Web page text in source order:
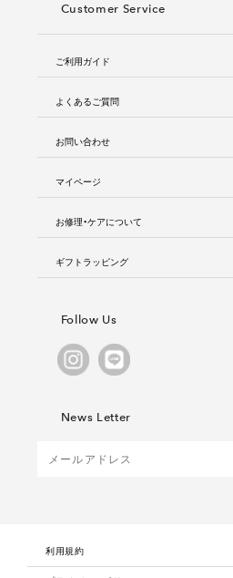
Customer Service
ご利用ガイド
よくあるご質問
お問い合わせ
マイページ
お修理・ケアについて
ギフトラッピング
Follow Us
News Letter
利用規約